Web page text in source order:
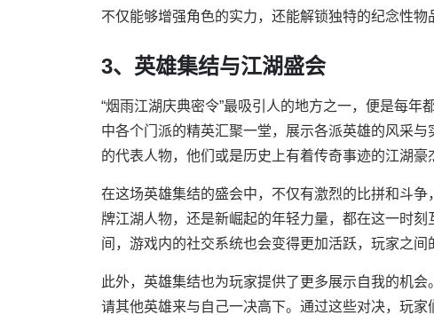
不仅能够增强角色的实力，还能解锁独特的纪念性物
3、英雄集结与江湖盛会
“烟雨江湖庆典密令”最吸引人的地方之一，便是每
中各个门派的精英汇聚一堂，展示各派英雄的风采
的代表人物，他们或是历史上有着传奇事迹的江湖豪
在这场英雄集结的盛会中，不仅有激烈的比拼和斗
牌江湖人物，还是新崛起的年轻力量，都在这一时
间，游戏内的社交系统也会变得更加活跃，玩家之间
此外，英雄集结也为玩家提供了更多展示自我的机
请其他英雄来与自己一决高下。通过这些对决，玩